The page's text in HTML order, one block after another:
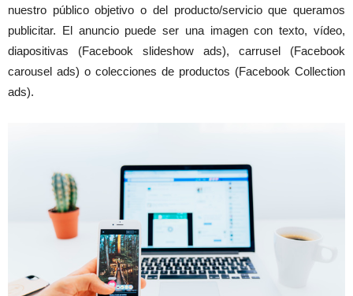
nuestro público objetivo o del producto/servicio que queramos
publicitar. El anuncio puede ser una imagen con texto, vídeo,
diapositivas (Facebook slideshow ads), carrusel (Facebook
carousel ads) o colecciones de productos (Facebook Collection
ads).